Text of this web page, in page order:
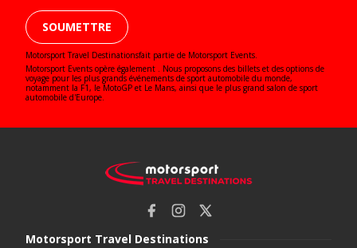
SOUMETTRE
Motorsport Travel Destinationsfait partie de Motorsport Events.
Motorsport Events opère également . Nous proposons des billets et des options de
voyage pour les plus grands événements de sport automobile du monde,
notamment la F1, le MotoGP et Le Mans, ainsi que le plus grand salon de sport
automobile d'Europe.
Motorsport Travel Destinations